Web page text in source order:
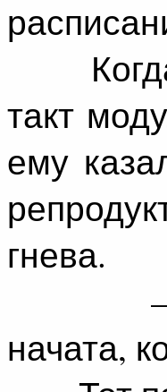
Когда
такт
ему
гнева.
–
начата,